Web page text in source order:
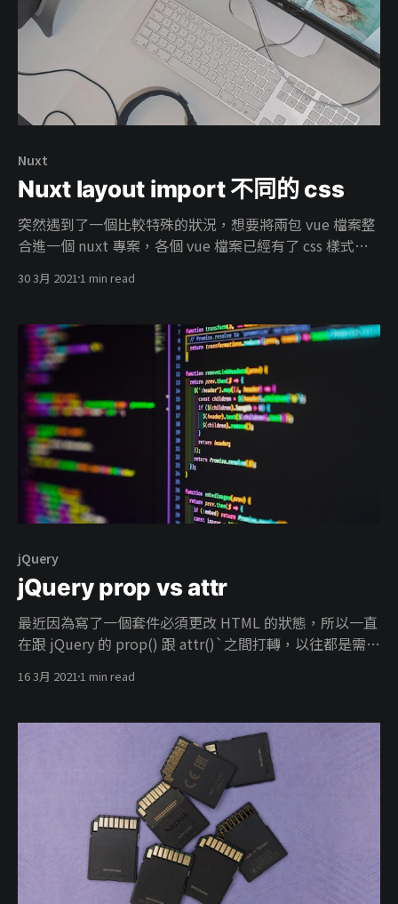
Nuxt
Nuxt layout import 不同的 css
突然遇到了一個比較特殊的狀況，想要將兩包 vue 檔案整
合進一個 nuxt 專案，各個 vue 檔案已經有了 css 樣式，
題。
30 3月 20211 min read
jQuery
jQuery prop vs attr
最近因為寫了一個套件必須更改 HTML 的狀態，所以一直
在跟 jQuery 的 prop() 跟 attr()`之間打轉，以往都是需要
16 3月 20211 min read